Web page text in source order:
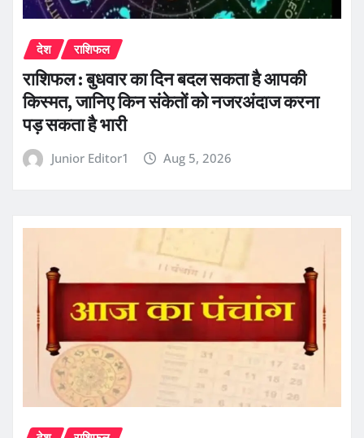
देश राशिफल
राशिफल : बुधवार का दिन बदल सकता है आपकी
किस्मत, जानिए किन संकेतों को नजरअंदाज करना
पड़ सकता है भारी
Junior Editor1 Aug 5, 2026